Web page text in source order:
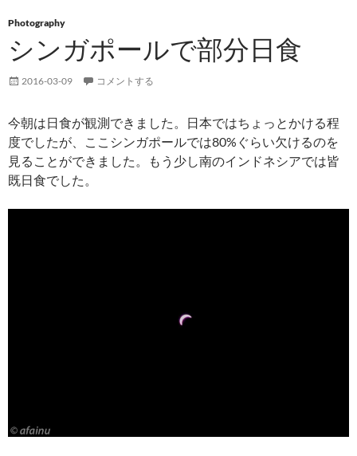
Photography
シンガポールで部分日食
2016-03-09 コメントする
今朝は日食が観測できました。日本ではちょっとかける程
度でしたが、ここシンガポールでは80%ぐらい欠けるのを
見ることができました。もう少し南のインドネシアでは皆
既日食でした。